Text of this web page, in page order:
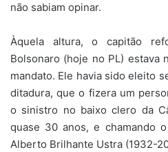
não sabiam opinar.
Àquela altura, o capitão
Bolsonaro (hoje no PL) estava
mandato. Ele havia sido eleito
ditadura, que o fizera um
o sinistro no baixo clero da
quase 30 anos, e chamando
Alberto Brilhante Ustra (1932-